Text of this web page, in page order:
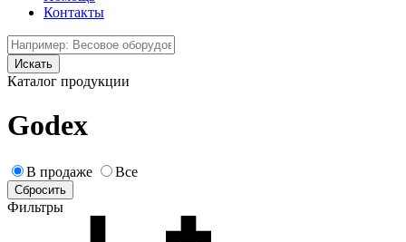
Контакты
Каталог продукции
Godex
В продаже Все
Фильтры